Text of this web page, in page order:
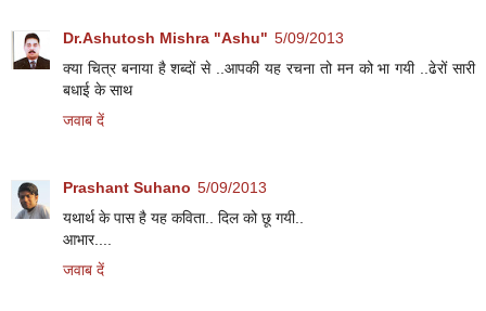
Dr.Ashutosh Mishra "Ashu" 5/09/2013
क्या चित्र बनाया है शब्दों से ..आपकी यह रचना तो मन को भा गयी ..ढेरों सारी
बधाई के साथ
जवाब दें
Prashant Suhano 5/09/2013
यथार्थ के पास है यह कविता.. दिल को छू गयी..
आभार....
जवाब दें